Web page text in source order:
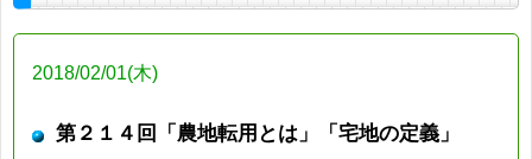
2018/02/01(木)
第２１４回「農地転用とは」「宅地の定義」